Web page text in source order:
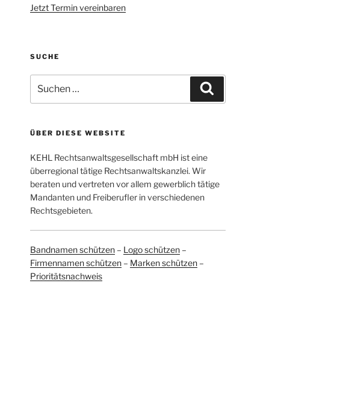
Jetzt Termin vereinbaren
SUCHE
nach:
ÜBER DIESE WEBSITE
KEHL Rechtsanwaltsgesellschaft mbH ist eine
überregional tätige Rechtsanwaltskanzlei. Wir
beraten und vertreten vor allem gewerblich tätige
Mandanten und Freiberufler in verschiedenen
Rechtsgebieten.
Bandnamen schützen– Logo schützen–
Firmennamen schützen– Marken schützen–
Prioritätsnachweis